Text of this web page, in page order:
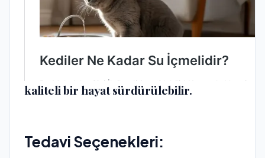
Köpeklerde kalp hastalıkları tamamen
yaşam tarzı düzenlemeleriyle uzun ve
kaliteli bir hayat sürdürülebilir.
Tedavi Seçenekleri: